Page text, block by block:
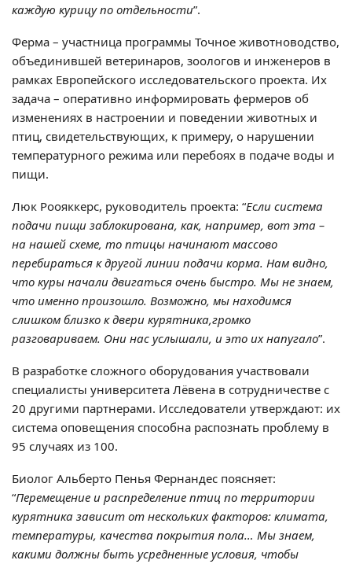
каждую курицу по отдельности”.
Ферма – участница программы Точное животноводство,
объединившей ветеринаров, зоологов и инженеров в
рамках Европейского исследовательского проекта. Их
задача – оперативно информировать фермеров об
изменениях в настроении и поведении животных и
птиц, свидетельствующих, к примеру, о нарушении
температурного режима или перебоях в подаче воды и
пищи.
Люк Роояккерс, руководитель проекта: “Если система
подачи пищи заблокирована, как, например, вот эта –
на нашей схеме, то птицы начинают массово
перебираться к другой линии подачи корма. Нам видно,
что куры начали двигаться очень быстро. Мы не знаем,
что именно произошло. Возможно, мы находимся
слишком близко к двери курятника,громко
разговариваем. Они нас услышали, и это их напугало”.
В разработке сложного оборудования участвовали
специалисты университета Лёвена в сотрудничестве с
20 другими партнерами. Исследователи утверждают: их
система оповещения способна распознать проблему в
95 случаях из 100.
Биолог Альберто Пенья Фернандес поясняет:
“Перемещение и распределение птиц по территории
курятника зависит от нескольких факторов: климата,
температуры, качества покрытия пола… Мы знаем,
какими должны быть усредненные условия, чтобы